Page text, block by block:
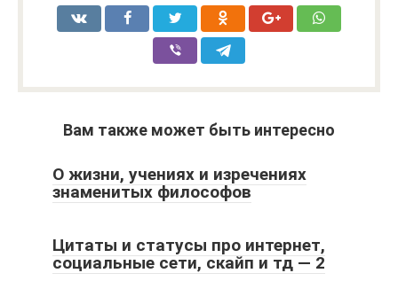
Вам также может быть интересно
О жизни, учениях и изречениях
знаменитых философов
Цитаты и статусы про интернет,
социальные сети, скайп и тд — 2